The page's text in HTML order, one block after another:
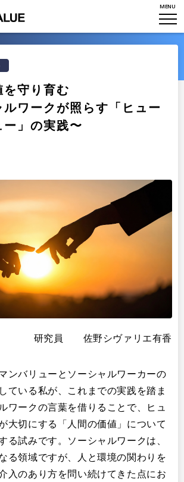
MENU
せ
ー
ー養成
ー
を守り育む
ルワークが照らす「ヒュー
ー」の実践〜
研究員 佐野シヴァリエ有香
ンバリューとソーシャルワーカーの
ている私が、これまでの実践を踏ま
ワークの言葉を借りることで、ヒュ
大切にする「人間の価値」について
る試みです。ソーシャルワークは、
る領域ですが、人と環境の関わりを
入のあり方を問い続けてきた点にお